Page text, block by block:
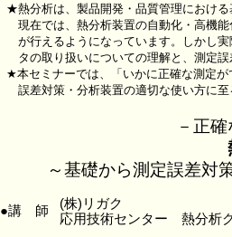
★熱分析は、製品開発・品質管理におけ
現在では、熱分析装置の自動化・高機
が行えるようになっています。しかし
タの取り扱いについての理解と、測定
★本セミナーでは、「いかに正確な測定
誤差対策・分析装置の適切な使い方に
－正
～基礎から測定誤差対
●講 師
(株)リガク
応用技術センター 熱分析